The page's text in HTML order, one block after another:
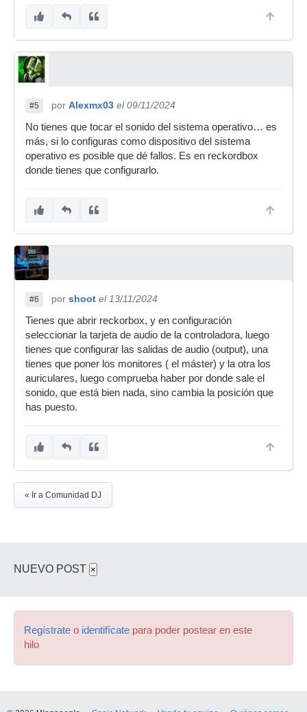
#5 por Alexmx03 el 09/11/2024
No tienes que tocar el sonido del sistema operativo… es
más, si lo configuras como dispositivo del sistema
operativo es posible que dé fallos. Es en reckordbox
donde tienes que configurarlo.
#6 por shoot el 13/11/2024
Tienes que abrir reckorbox, y en configuración
seleccionar la tarjeta de audio de la controladora, luego
tienes que configurar las salidas de audio (output), una
tienes que poner los monitores ( el máster) y la otra los
auriculares, luego comprueba haber por donde sale el
sonido, que está bien nada, sino cambia la posición que
has puesto.
« Ir a Comunidad DJ
NUEVO POST ×
Regístrate o identifícate para poder postear en este
hilo